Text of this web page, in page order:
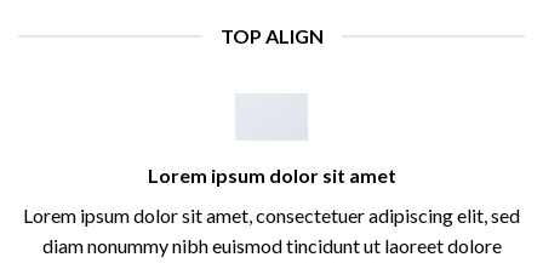
TOP ALIGN
Lorem ipsum dolor sit amet
Lorem ipsum dolor sit amet, consectetuer adipiscing elit, sed
diam nonummy nibh euismod tincidunt ut laoreet dolore